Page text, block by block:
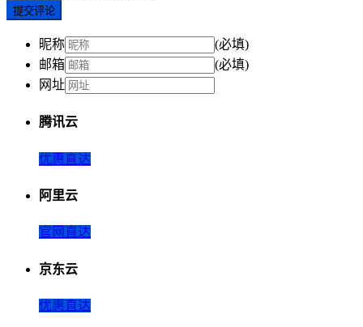
提交评论
昵称
(必填)
邮箱
(必填)
网址
腾讯云
优惠直达
阿里云
官网直达
京东云
优惠直达